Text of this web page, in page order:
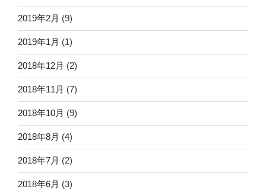
2019年2月 (9)
2019年1月 (1)
2018年12月 (2)
2018年11月 (7)
2018年10月 (9)
2018年8月 (4)
2018年7月 (2)
2018年6月 (3)